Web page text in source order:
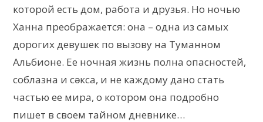
которой есть дом, работа и друзья. Но ночью
Ханна преображается: она – одна из самых
дорогих девушек по вызову на Туманном
Альбионе. Ее ночная жизнь полна опасностей,
соблазна и сǝкса, и не каждому дано стать
частью ее мира, о котором она подробно
пишет в своем тайном дневнике…